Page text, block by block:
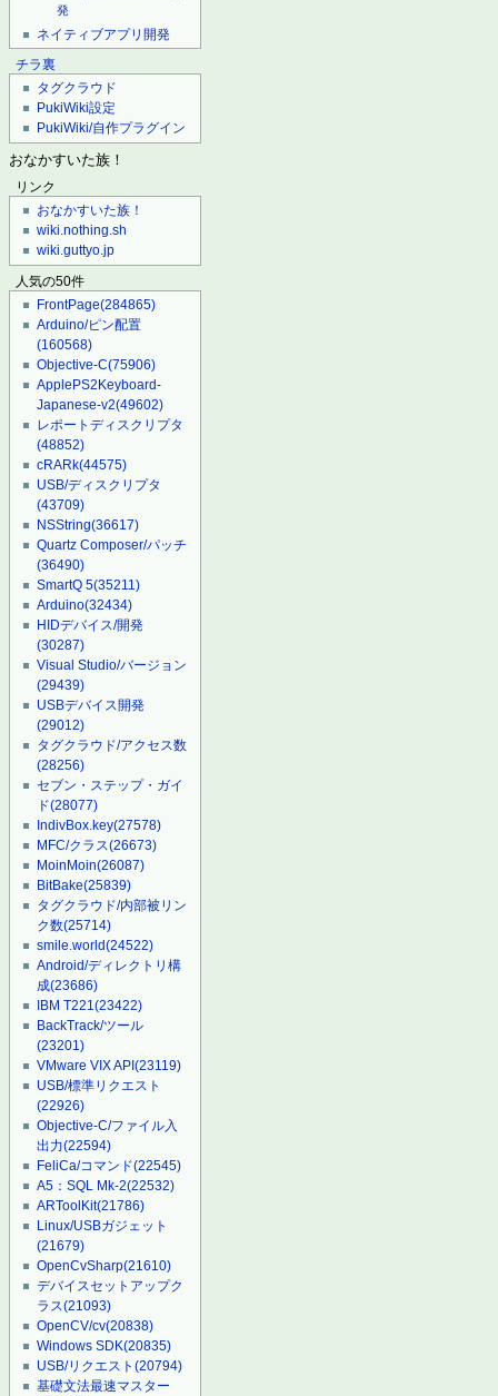
発
ネイティブアプリ開発
チラ裏
タグクラウド
PukiWiki設定
PukiWiki/自作プラグイン
おなかすいた族！
リンク
おなかすいた族！
wiki.nothing.sh
wiki.guttyo.jp
人気の50件
FrontPage(284865)
Arduino/ピン配置
(160568)
Objective-C(75906)
ApplePS2Keyboard-
Japanese-v2(49602)
レポートディスクリプタ
(48852)
cRARk(44575)
USB/ディスクリプタ
(43709)
NSString(36617)
Quartz Composer/パッチ
(36490)
SmartQ 5(35211)
Arduino(32434)
HIDデバイス/開発
(30287)
Visual Studio/バージョン
(29439)
USBデバイス開発
(29012)
タグクラウド/アクセス数
(28256)
セブン・ステップ・ガイ
ド(28077)
IndivBox.key(27578)
MFC/クラス(26673)
MoinMoin(26087)
BitBake(25839)
タグクラウド/内部被リン
ク数(25714)
smile.world(24522)
Android/ディレクトリ構
成(23686)
IBM T221(23422)
BackTrack/ツール
(23201)
VMware VIX API(23119)
USB/標準リクエスト
(22926)
Objective-C/ファイル入
出力(22594)
FeliCa/コマンド(22545)
A5：SQL Mk-2(22532)
ARToolKit(21786)
Linux/USBガジェット
(21679)
OpenCvSharp(21610)
デバイスセットアップク
ラス(21093)
OpenCV/cv(20838)
Windows SDK(20835)
USB/リクエスト(20794)
基礎文法最速マスター